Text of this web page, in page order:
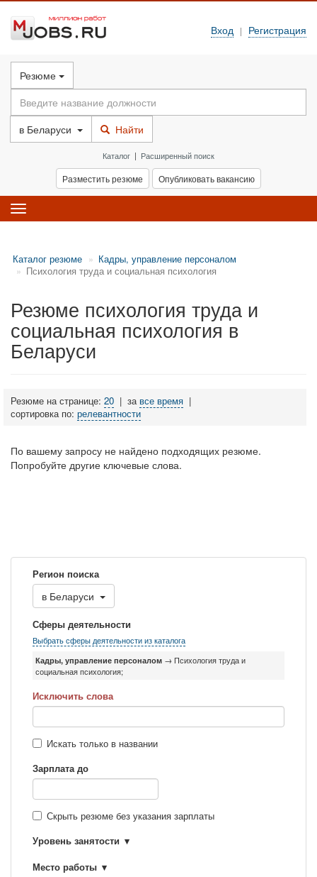
Вход | Регистрация
Резюме
в Беларуси Найти
Каталог | Расширенный поиск
Разместить резюме Опубликовать вакансию
Toggle
navigation
Каталог резюме
Кадры, управление персоналом
Психология труда и социальная психология
Резюме психология труда и
социальная психология в
Беларуси
Резюме на странице: 20 | за все время |
сортировка по: релевантности
По вашему запросу не найдено подходящих резюме.
Попробуйте другие ключевые слова.
Регион поиска
в Беларуси
Сферы деятельности
Выбрать сферы деятельности из каталога
Кадры, управление персоналом → Психология труда и
социальная психология;
Исключить слова
Искать только в названии
Зарплата до
Скрыть резюме без указания зарплаты
Уровень занятости
Место работы